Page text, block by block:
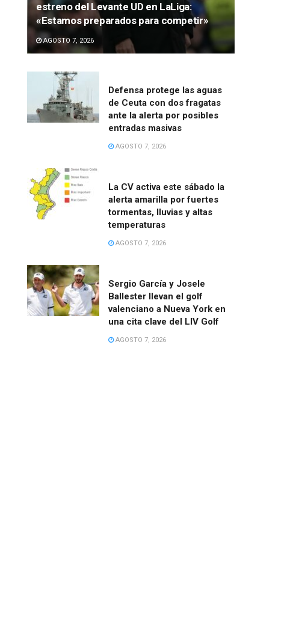
estreno del Levante UD en LaLiga:
«Estamos preparados para competir»
AGOSTO 7, 2026
Defensa protege las aguas
de Ceuta con dos fragatas
ante la alerta por posibles
entradas masivas
AGOSTO 7, 2026
La CV activa este sábado la
alerta amarilla por fuertes
tormentas, lluvias y altas
temperaturas
AGOSTO 7, 2026
Sergio García y Josele
Ballester llevan el golf
valenciano a Nueva York en
una cita clave del LIV Golf
AGOSTO 7, 2026